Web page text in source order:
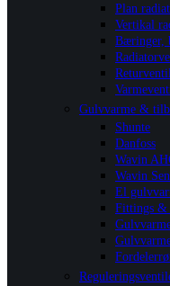
Plan
Vertikal
Bæringer,
Gulvvarme &
Shunte
Danfoss
Wavin
Wavin
El
Fittings &